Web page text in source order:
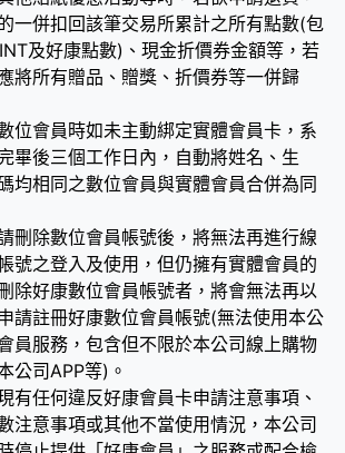
一併扣回該筆交易所累計之所有點數(包
及好康點數)、現金折價券金額等，若
將所有贈品、贈獎、折價券等一併歸
位會員時如未主動綁定實體會員卡，系
畢後三個工作日內，自動將姓名、生
均相同之數位會員與實體會員合併為同
刪除數位會員帳號後，將無法再進行線
號之登入及使用，但仍擁有實體會員的
除好康數位會員帳號者，將會無法再以
請註冊好康數位會員帳號(無法使用本公
員服務，包含但不限於本公司線上購物
公司APP等)。
有任何違反好康會員卡申請注意事項、
注意事項或其他不當使用情況，本公司